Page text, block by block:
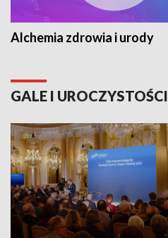
Alchemia zdrowia i urody
GALE I UROCZYSTOŚCI